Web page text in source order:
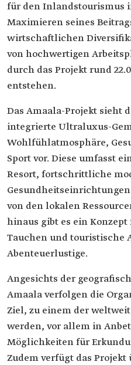
für den Inlandstourismus
Maximieren seines
wirtschaftlichen
von hochwertigen
durch das Projekt rund
entstehen.
Das Amaala-Projekt sieht
integrierte Ultraluxus-
Wohlfühlatmosphäre,
Sport vor. Diese umfasst
Resort, fortschrittliche
von den lokalen
hinaus gibt es ein
Tauchen und touristische
Abenteuerlustige.
Angesichts der
Amaala verfolgen die
Ziel, zu einem der
werden, vor allem in
Möglichkeiten für
Zudem verfügt das Projekt